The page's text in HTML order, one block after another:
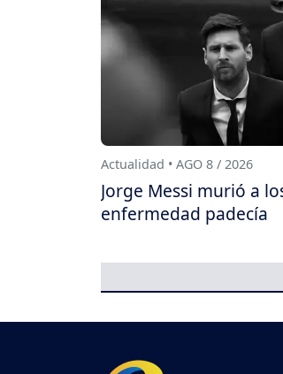
Actualidad • AGO 8 / 2026
Jorge Messi murió a
enfermedad padecía